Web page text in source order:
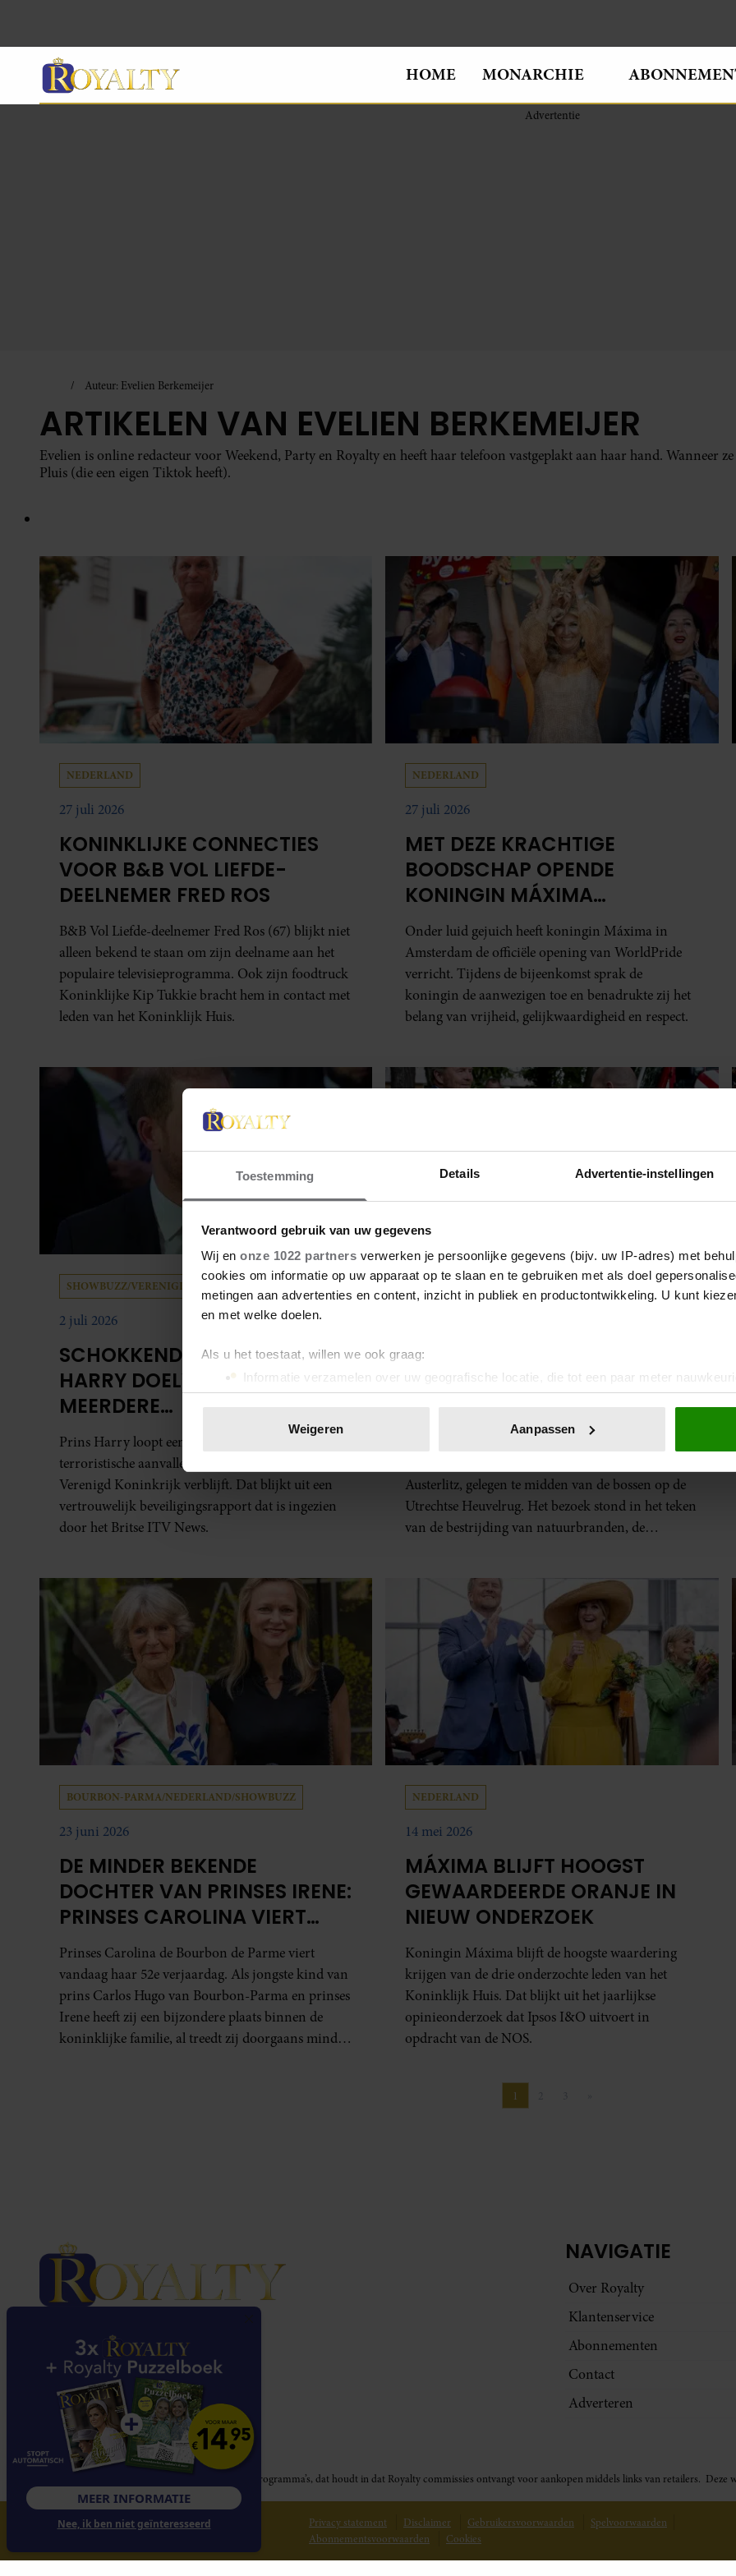
Toestemming Details Advertentie-instellingen
Verantwoord gebruik van uw gegevens
Wij en onze 1022 partners verwerken je persoonlijke gegevens (bijv. uw IP-adres) met
cookies om informatie op uw apparaat op te slaan en te gebruiken met als doel
metingen aan advertenties en content, inzicht in publiek en productontwikkeling. U kunt
en met welke doelen.
Als u het toestaat, willen we ook graag:
Informatie verzamelen over uw geografische locatie, die tot een paar meter
Uw apparaat identificeren door het actief te scannen op specifieke eigenschappen
toestemming op elk moment wijzigen of intrekken in de Cookieverklaring.
We gebruiken cookies om content en advertenties te personaliseren, om functies voor social
websiteverkeer te analyseren. Ook delen we informatie over uw gebruik van onze site met
media, adverteren en analyse. Deze partners kunnen deze gegevens combineren met
verstrekt of die ze hebben verzameld op basis van uw gebruik van hun services. U gaat
Weigeren Aanpassen
HOME MONARCHIE
Auteur: Evelien Berkemeijer
ARTIKELEN VAN EVELIEN BERKEMEIJER
Evelien is online redacteur voor Weekend, Party en Royalty en heeft haar telefoon vastgeplakt aan haar hand. Wanneer
Pluis (die een eigen Tiktok heeft).
NEDERLAND
27 juli 2026
KONINKLIJKE CONNECTIES
VOOR B&B VOL LIEFDE-
DEELNEMER FRED ROS
B&B Vol Liefde-deelnemer Fred Ros (67) blijkt niet
alleen bekend te staan om zijn deelname aan het
populaire televisieprogramma. Ook zijn foodtruck
Koninklijke Kip Tukkie bracht hem in contact met
leden van het Koninklijk Huis.
NEDERLAND
27 juli 2026
MET DEZE KRACHTIGE
BOODSCHAP OPENDE
KONINGIN MÁXIMA
WORLDPRIDE 2026
Onder luid gejuich heeft koningin Máxima in
Amsterdam de officiële opening van WorldPride
verricht. Tijdens de bijeenkomst sprak de
koningin de aanwezigen toe en benadrukte zij het
belang van vrijheid, gelijkwaardigheid en respect.
SHOWBUZZ/VERENIGD KONINKRIJK
2 juli 2026
SCHOKKEND RAPPORT: PRINS
HARRY DOELWIT VAN
MEERDERE
TERREURCOMPLOTTEN
Prins Harry loopt een ‘verhoogd’ risico op
terroristische aanvallen wanneer hij in het
Verenigd Koninkrijk verblijft. Dat blijkt uit een
vertrouwelijk beveiligingsrapport dat is ingezien
door het Britse ITV News.
NEDERLAND
KONING WILLEM-ALEXANDER
BEZOEKT AUSTERLITZ IN
NATUURBRANDBESTRIJDING
Koning Willem-Alexander heeft
Austerlitz, gelegen te midden van de bossen op de
Utrechtse Heuvelrug. Het bezoek stond in het teken
van de bestrijding van natuurbranden, de
niveau worden getroffen.
BOURBON-PARMA/NEDERLAND/SHOWBUZZ
23 juni 2026
DE MINDER BEKENDE
DOCHTER VAN PRINSES IRENE:
PRINSES CAROLINA VIERT
HAAR VERJAARDAG
Prinses Carolina de Bourbon de Parme viert
vandaag haar 52e verjaardag. Als jongste kind van
prins Carlos Hugo van Bourbon-Parma en prinses
Irene heeft zij een bijzondere plaats binnen de
koninklijke familie, al treedt zij doorgaans minder
NEDERLAND
14 mei 2026
MÁXIMA BLIJFT HOOGST
GEWAARDEERDE ORANJE IN
NIEUW ONDERZOEK
Koningin Máxima blijft de hoogste waardering
krijgen van de drie onderzochte leden van het
Koninklijk Huis. Dat blijkt uit het jaarlijkse
opinieonderzoek dat Ipsos I&O uitvoert in
opdracht van de NOS.
Pagina
1
NAVIGATIE
Over Royalty
Klantenservice
Abonnementen
Contact
Adverteren
Royalty participeert in diverse affiliate marketing programma’s, dat houdt in dat Royalty commissies ontvangt voor aankopen middels links van retailers.
© 2026 Royalty Online Privacy statement Disclaimer Gebruikersvoorwaarden
Spelvoorwaarden
Abonnementsvoorwaarden
Cookies
MEER INFORMATIE
Nee, ik ben niet geïnteresseerd